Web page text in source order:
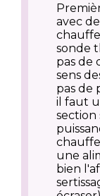
avec
sonde
pas de
sens
pas de
il faut
une
bien